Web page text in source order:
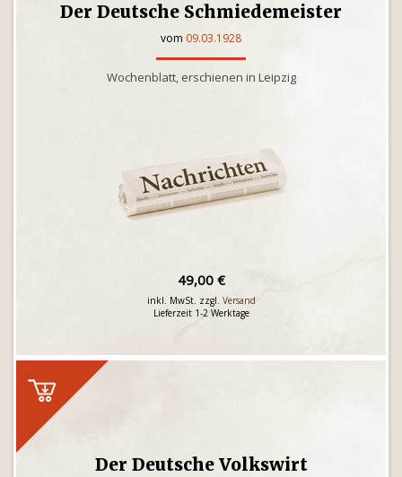
Der Deutsche Schmiedemeister
vom 09.03.1928
Wochenblatt, erschienen in Leipzig
49,00 €
inkl. MwSt. zzgl. Versand
Lieferzeit 1-2 Werktage
Der Deutsche Volkswirt